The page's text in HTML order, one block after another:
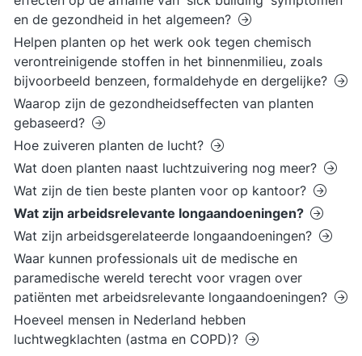
en de gezondheid in het algemeen?
Helpen planten op het werk ook tegen chemisch
verontreinigende stoffen in het binnenmilieu, zoals
bijvoorbeeld benzeen, formaldehyde en dergelijke?
Waarop zijn de gezondheidseffecten van planten
gebaseerd?
Hoe zuiveren planten de lucht?
Wat doen planten naast luchtzuivering nog meer?
Wat zijn de tien beste planten voor op kantoor?
Wat zijn arbeidsrelevante longaandoeningen?
Wat zijn arbeidsgerelateerde longaandoeningen?
Waar kunnen professionals uit de medische en
paramedische wereld terecht voor vragen over
patiënten met arbeidsrelevante longaandoeningen?
Hoeveel mensen in Nederland hebben
luchtwegklachten (astma en COPD)?